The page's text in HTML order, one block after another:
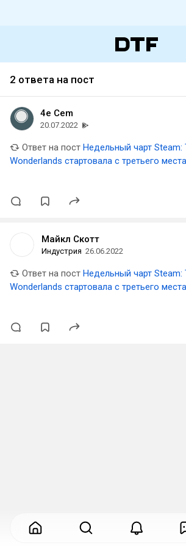
2 ответа на пост
4e Cem
20.07.2022
Ответ на пост Недельный чарт Steam:
Wonderlands стартовала с третьего
Майкл Скотт
Индустрия 26.06.2022
Ответ на пост Недельный чарт Steam:
Wonderlands стартовала с третьего